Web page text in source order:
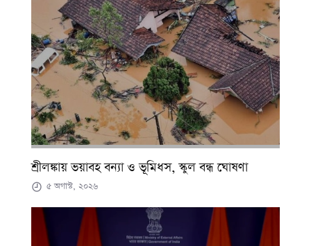
শ্রীলঙ্কায় ভয়াবহ বন্যা ও ভূমিধস, স্কুল বন্ধ ঘোষণা
৫ অগাস্ট, ২০২৬